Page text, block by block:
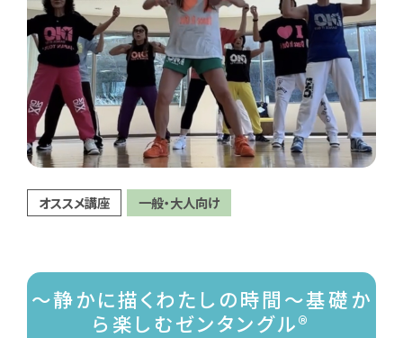
オススメ講座 一般・大人向け
～静かに描くわたしの時間～基礎か
ら楽しむゼンタングル®